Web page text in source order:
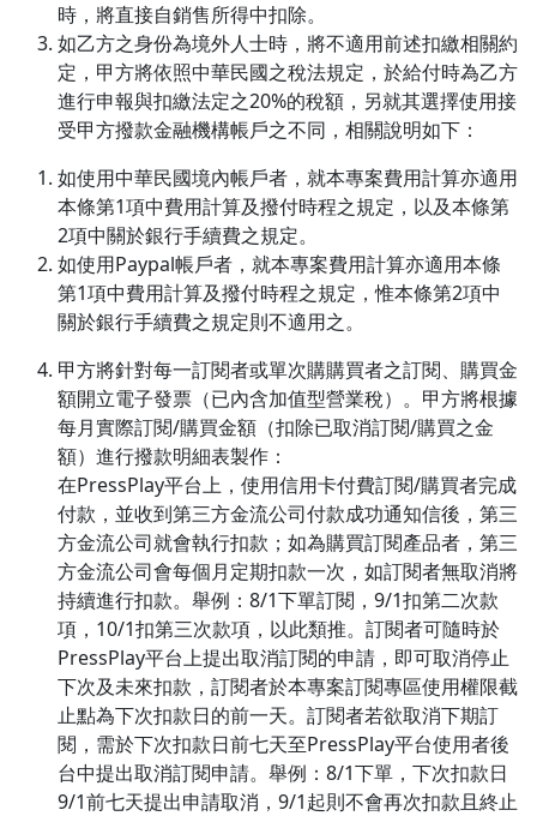
時，將直接自銷售所得中扣除。
如乙方之身份為境外人士時，將不適用前述扣繳相關約
定，甲方將依照中華民國之稅法規定，於給付時為乙方
進行申報與扣繳法定之20%的稅額，另就其選擇使用接
受甲方撥款金融機構帳戶之不同，相關說明如下：
如使用中華民國境內帳戶者，就本專案費用計算亦適用
本條第1項中費用計算及撥付時程之規定，以及本條第
2項中關於銀行手續費之規定。
如使用Paypal帳戶者，就本專案費用計算亦適用本條
第1項中費用計算及撥付時程之規定，惟本條第2項中
關於銀行手續費之規定則不適用之。
甲方將針對每一訂閱者或單次購購買者之訂閱、購買金
額開立電子發票（已內含加值型營業稅）。甲方將根據
每月實際訂閱/購買金額（扣除已取消訂閱/購買之金
額）進行撥款明細表製作：
在PressPlay平台上，使用信用卡付費訂閱/購買者完成
付款，並收到第三方金流公司付款成功通知信後，第三
方金流公司就會執行扣款；如為購買訂閱產品者，第三
方金流公司會每個月定期扣款一次，如訂閱者無取消將
持續進行扣款。舉例：8/1下單訂閱，9/1扣第二次款
項，10/1扣第三次款項，以此類推。訂閱者可隨時於
PressPlay平台上提出取消訂閱的申請，即可取消停止
下次及未來扣款，訂閱者於本專案訂閱專區使用權限截
止點為下次扣款日的前一天。訂閱者若欲取消下期訂
閱，需於下次扣款日前七天至PressPlay平台使用者後
台中提出取消訂閱申請。舉例：8/1下單，下次扣款日
9/1前七天提出申請取消，9/1起則不會再次扣款且終止